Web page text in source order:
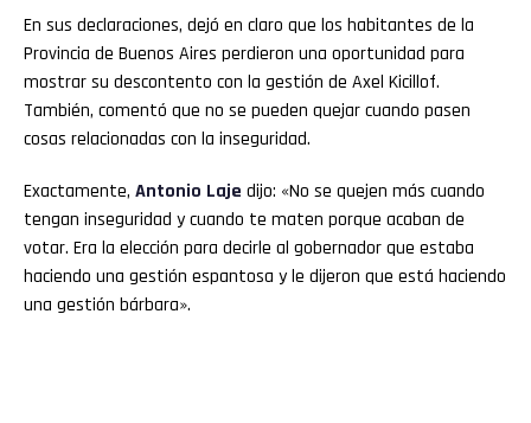
En sus declaraciones, dejó en claro que los habitantes de la
Provincia de Buenos Aires perdieron una oportunidad para
mostrar su descontento con la gestión de Axel Kicillof.
También, comentó que no se pueden quejar cuando pasen
cosas relacionadas con la inseguridad.
Exactamente, Antonio Laje dijo: «No se quejen más cuando
tengan inseguridad y cuando te maten porque acaban de
votar. Era la elección para decirle al gobernador que estaba
haciendo una gestión espantosa y le dijeron que está haciendo
una gestión bárbara».